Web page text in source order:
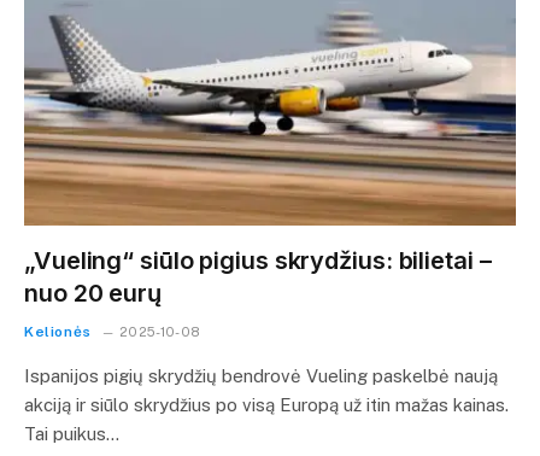
„Vueling“ siūlo pigius skrydžius: bilietai –
nuo 20 eurų
Kelionės 2025-10-08
Ispanijos pigių skrydžių bendrovė Vueling paskelbė naują
akciją ir siūlo skrydžius po visą Europą už itin mažas kainas.
Tai puikus…